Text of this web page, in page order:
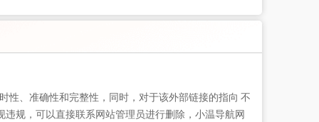
性、准确性和完整性，同时，对于该外部链接的指向 不
规，可以直接联系网站管理员进行删除，小温导航网